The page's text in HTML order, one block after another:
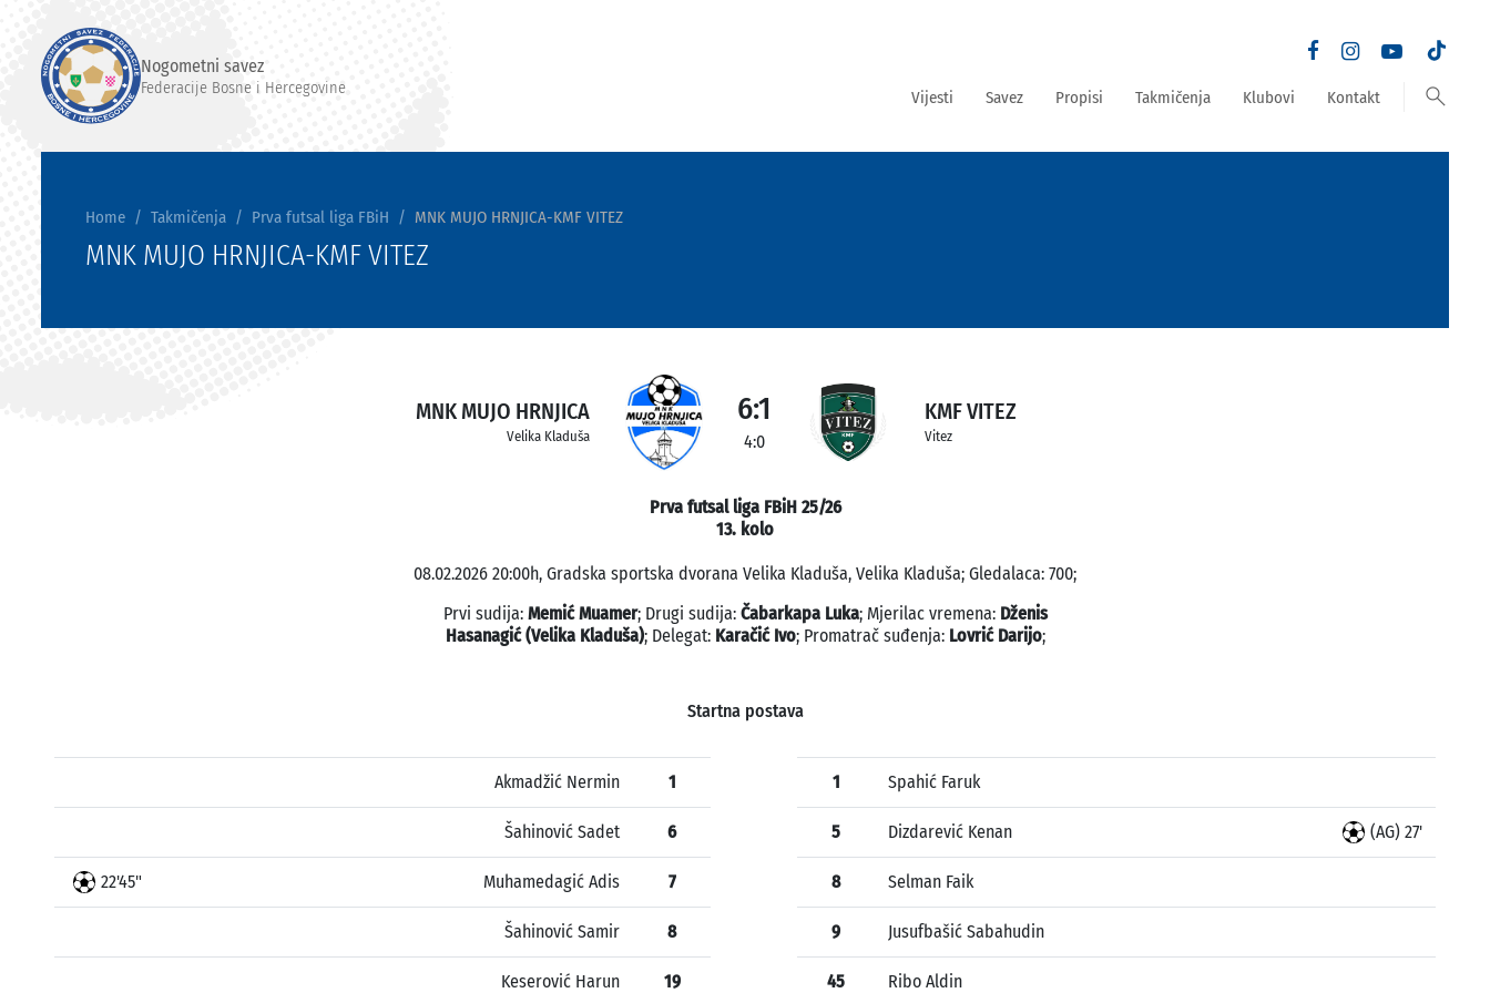
Nogometni savez
Federacije Bosne i Hercegovine Vijesti Savez Propisi Takmičenja Klubovi Kontakt search
Home Takmičenja Prva futsal liga FBiH MNK MUJO HRNJICA-KMF VITEZ
MNK MUJO HRNJICA-KMF VITEZ
MNK MUJO HRNJICA
Velika Kladuša
6:1
4:0
KMF VITEZ
Vitez
Prva futsal liga FBiH 25/26
13. kolo
08.02.2026 20:00h, Gradska sportska dvorana Velika Kladuša, Velika Kladuša; Gledalaca: 700;
Prvi sudija: Memić Muamer; Drugi sudija: Čabarkapa Luka; Mjerilac vremena: Dženis
Hasanagić (Velika Kladuša); Delegat: Karačić Ivo; Promatrač suđenja: Lovrić Darijo;
Startna postava
Akmadžić Nermin 1
Šahinović Sadet 6
22'45" Muhamedagić Adis 7
Šahinović Samir 8
Keserović Harun 19
1 Spahić Faruk
5 Dizdarević Kenan (AG) 27'
8 Selman Faik
9 Jusufbašić Sabahudin
45 Ribo Aldin